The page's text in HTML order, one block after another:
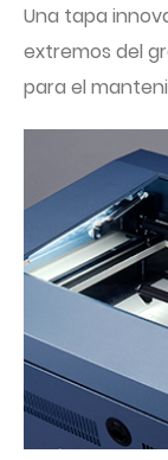
Una tapa
extremos del
para el